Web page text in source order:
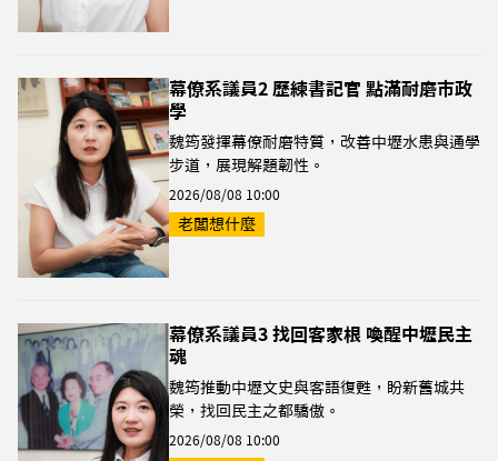
幕僚系議員2 歷練書記官 點滿耐磨市政
學
魏筠發揮幕僚耐磨特質，改善中壢水患與通學
步道，展現解題韌性。
2026/08/08 10:00
老闆想什麼
幕僚系議員3 找回客家根 喚醒中壢民主
魂
魏筠推動中壢文史與客語復甦，盼新舊城共
榮，找回民主之都驕傲。
2026/08/08 10:00